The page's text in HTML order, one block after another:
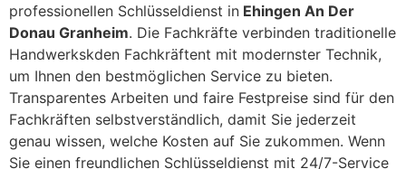
professionellen Schlüsseldienst in Ehingen An Der
Donau Granheim. Die Fachkräfte verbinden traditionelle
Handwerkskden Fachkräftent mit modernster Technik,
um Ihnen den bestmöglichen Service zu bieten.
Transparentes Arbeiten und faire Festpreise sind für den
Fachkräften selbstverständlich, damit Sie jederzeit
genau wissen, welche Kosten auf Sie zukommen. Wenn
Sie einen freundlichen Schlüsseldienst mit 24/7-Service